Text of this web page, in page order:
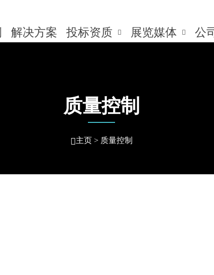
解决方案 投标资质  展览媒体  公
质量控制
主页 > 质量控制